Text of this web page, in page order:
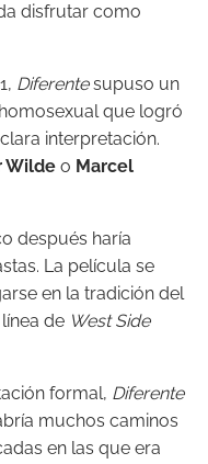
disfrutar como
Diferentesupuso un
que logró
interpretación.
Wilde o Marcel
después haría
La película se
en la tradición del
de West Side
formal, Diferente
muchos caminos
en las que era